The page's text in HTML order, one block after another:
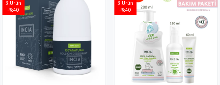
3.Ürün
-%40
3.Ürün
-%40